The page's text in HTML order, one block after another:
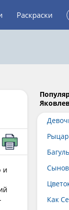
Раскраски
и
Как